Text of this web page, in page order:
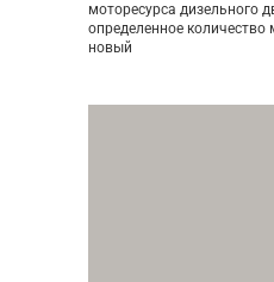
моторесурса дизельного
определенное количество
новый